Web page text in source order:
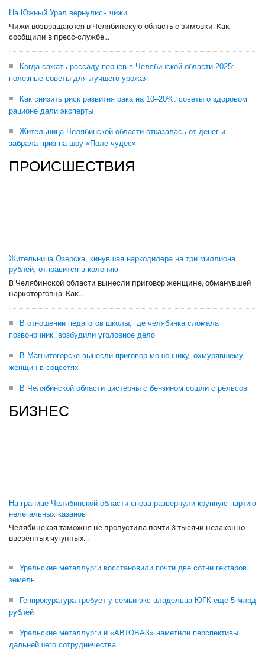
На Южный Урал вернулись чижи
Чижи возвращаются в Челябинскую область с зимовки. Как
сообщили в пресс-службе...
Когда сажать рассаду перцев в Челябинской области-2025:
полезные советы для лучшего урожая
Как снизить риск развития рака на 10–20%: советы о здоровом
рационе дали эксперты
Жительница Челябинской области отказалась от денег и
забрала приз на шоу «Поле чудес»
ПРОИСШЕСТВИЯ
Жительница Озерска, кинувшая наркодилера на три миллиона
рублей, отправится в колонию
В Челябинской области вынесли приговор женщине, обманувшей
наркоторговца. Как...
В отношении педагогов школы, где челябинка сломала
позвоночник, возбудили уголовное дело
В Магнитогорске вынесли приговор мошеннику, охмурявшему
женщин в соцсетях
В Челябинской области цистерны с бензином сошли с рельсов
БИЗНЕС
На границе Челябинской области снова развернули крупную партию
нелегальных казанов
Челябинская таможня не пропустила почти 3 тысячи незаконно
ввезенных чугунных...
Уральские металлурги восстановили почти две сотни гектаров
земель
Генпрокуратура требует у семьи экс-владельца ЮГК еще 5 млрд
рублей
Уральские металлурги и «АВТОВАЗ» наметили перспективы
дальнейшего сотрудничества